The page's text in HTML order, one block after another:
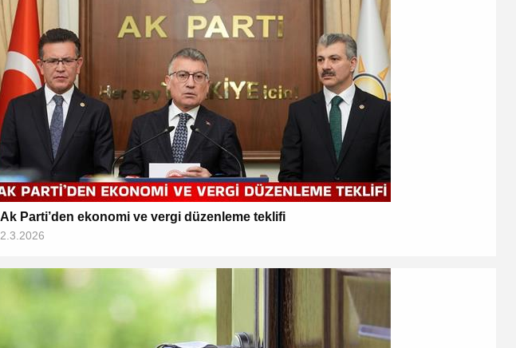
Ak Parti’den ekonomi ve vergi düzenleme teklifi
2.3.2026